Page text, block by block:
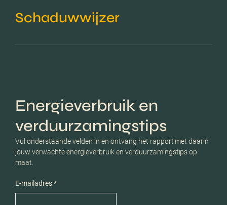
Schaduwwijzer
Energieverbruik en
verduurzamingstips
Vul onderstaande velden in en ontvang het rapport met daarin
jouw verwachte energieverbruik en verduurzamingstips op
maat.
E-mailadres *